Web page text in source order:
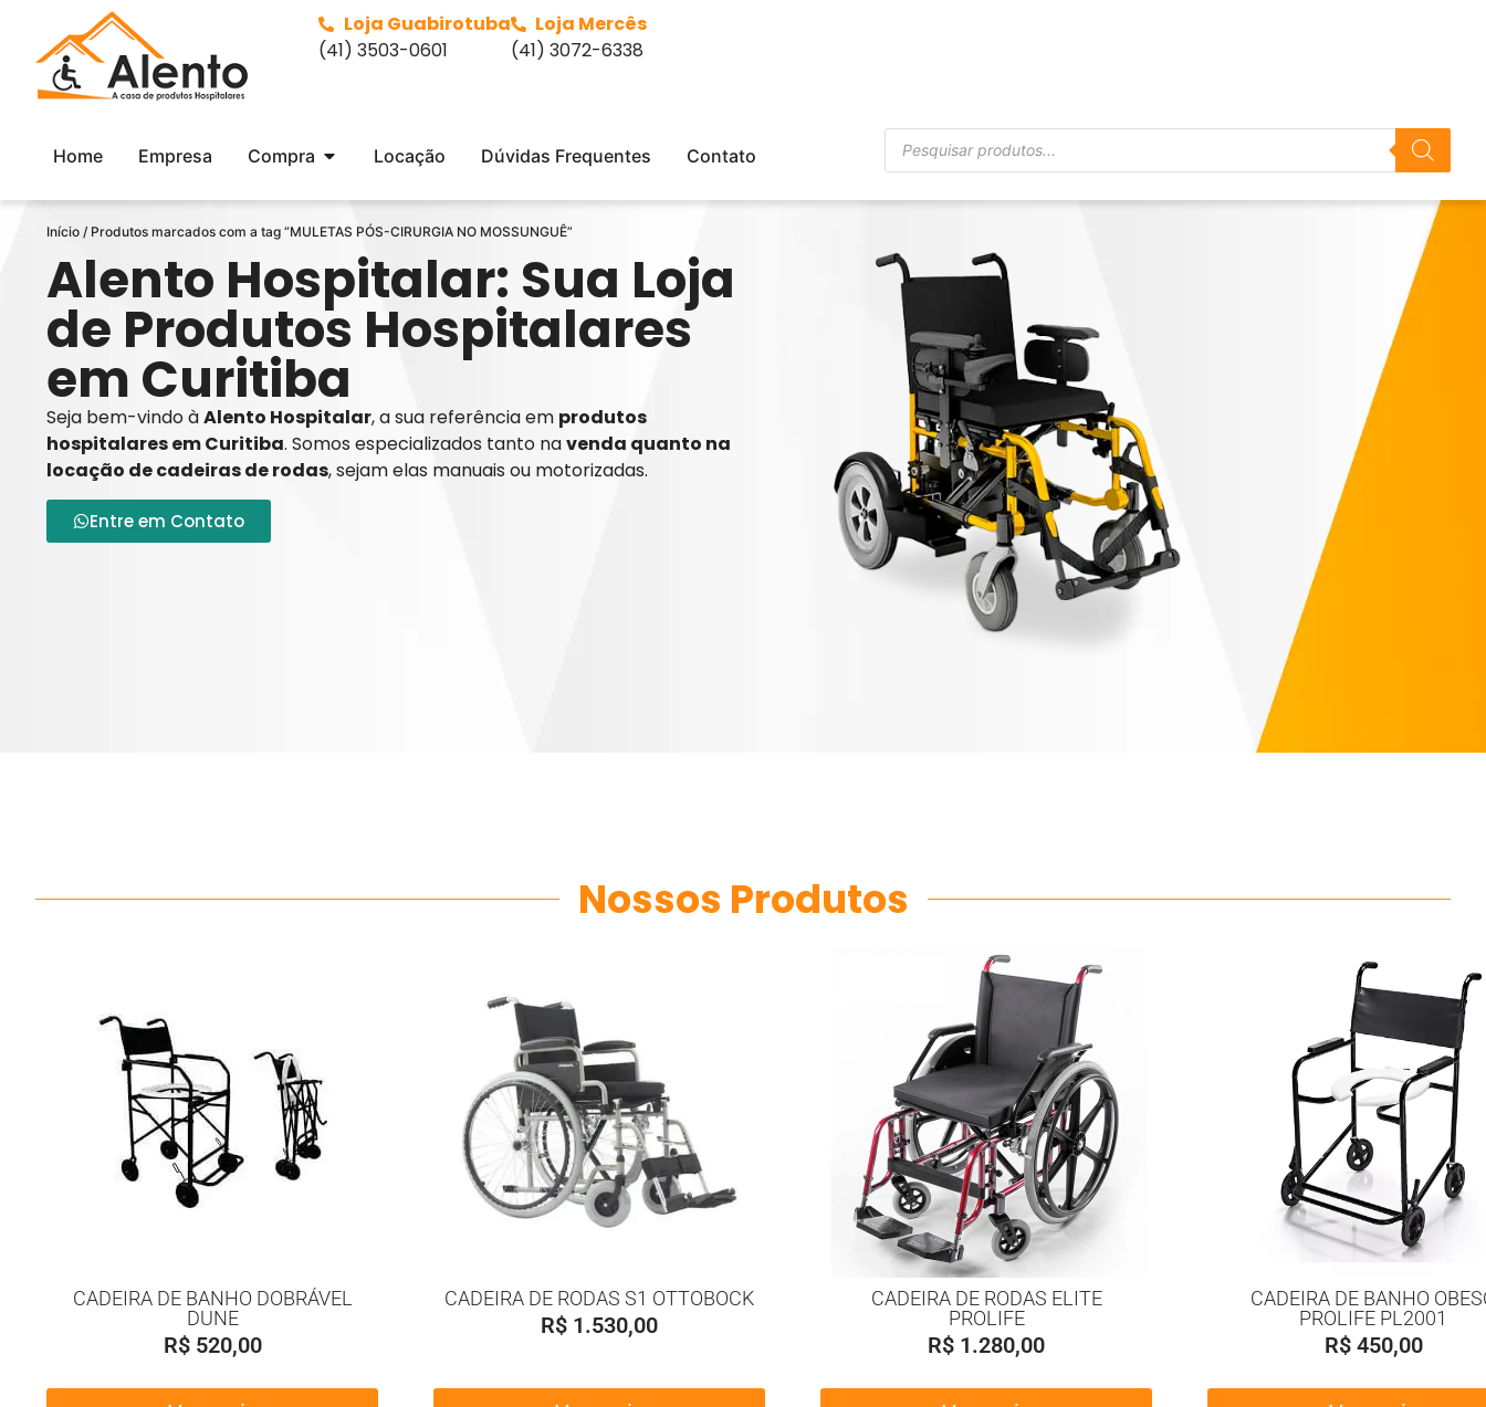
Loja Guabirotuba
(41) 3503-0601
Loja Mercês
(41) 3072-6338
Home Empresa Compra Locação Dúvidas Frequentes Contato
Início / Produtos marcados com a tag “MULETAS PÓS-CIRURGIA NO MOSSUNGUÊ”
Alento Hospitalar: Sua Loja
de Produtos Hospitalares
em Curitiba
Seja bem-vindo àAlento Hospitalar, a sua referência em produtos
hospitalares em Curitiba. Somos especializados tanto navenda quanto na
locação de cadeiras de rodas, sejam elas manuais ou motorizadas.
Entre em Contato
Nossos Produtos
CADEIRA DE BANHO DOBRÁVEL
DUNE
R$520,00
CADEIRA DE RODAS S1 OTTOBOCK
R$ 1.530,00
CADEIRA DE RODAS ELITE
PROLIFE
R$ 1.280,00
CADEIRA DE BANHO
PROLIFE PL2001
R$450,00